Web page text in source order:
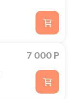
7 000 Р